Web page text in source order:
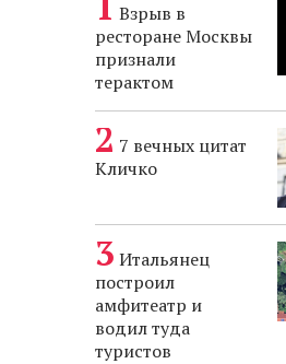
Взрыв в
ресторане Москвы
признали
терактом
7 вечных цитат
Кличко
Итальянец
построил
амфитеатр и
водил туда
туристов